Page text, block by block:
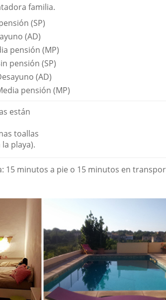
familia.
(SP)
(AD)
pensión (MP)
pensión (SP)
(AD)
pensión (MP)
están
toallas
playa).
15 minutos a pie o 15 minutos en